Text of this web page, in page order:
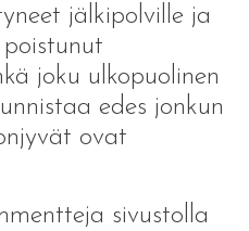
jälkipolville ja
joku ulkopuolinen
edes jonkun
ovat
sivustolla